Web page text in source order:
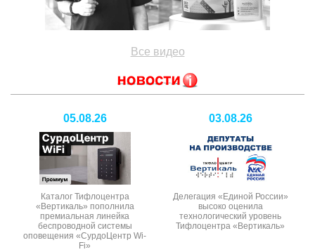
Все видео
05.08.26
Каталог Тифлоцентра
«Вертикаль» пополнила
премиальная линейка
беспроводной системы
оповещения «СурдоЦентр Wi-
Fi»
03.08.26
Делегация «Единой России»
высоко оценила
технологический уровень
Тифлоцентра «Вертикаль»